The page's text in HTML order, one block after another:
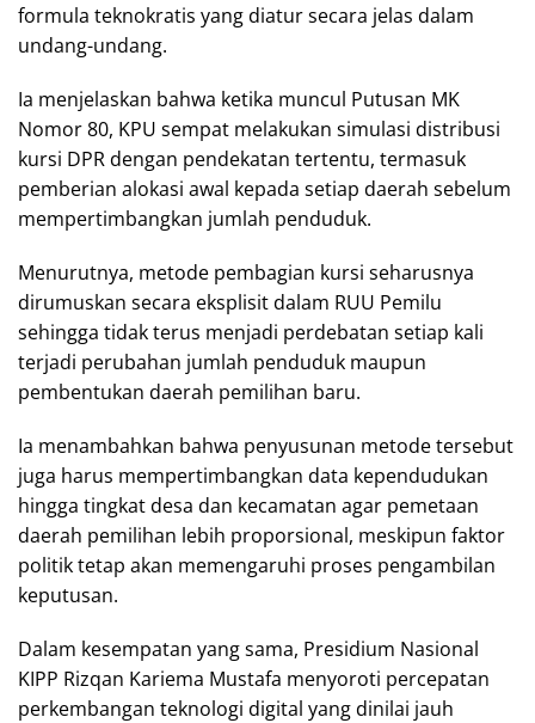
formula teknokratis yang diatur secara jelas dalam
undang-undang.
Ia menjelaskan bahwa ketika muncul Putusan MK
Nomor 80, KPU sempat melakukan simulasi distribusi
kursi DPR dengan pendekatan tertentu, termasuk
pemberian alokasi awal kepada setiap daerah sebelum
mempertimbangkan jumlah penduduk.
Menurutnya, metode pembagian kursi seharusnya
dirumuskan secara eksplisit dalam RUU Pemilu
sehingga tidak terus menjadi perdebatan setiap kali
terjadi perubahan jumlah penduduk maupun
pembentukan daerah pemilihan baru.
Ia menambahkan bahwa penyusunan metode tersebut
juga harus mempertimbangkan data kependudukan
hingga tingkat desa dan kecamatan agar pemetaan
daerah pemilihan lebih proporsional, meskipun faktor
politik tetap akan memengaruhi proses pengambilan
keputusan.
Dalam kesempatan yang sama, Presidium Nasional
KIPP Rizqan Kariema Mustafa menyoroti percepatan
perkembangan teknologi digital yang dinilai jauh